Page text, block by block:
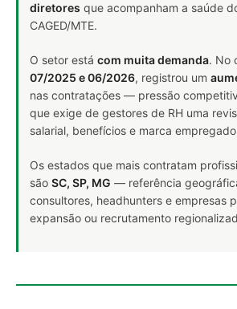
diretores que acompanham a saúde
CAGED/MTE.
O setor está com muita demanda. No
07/2025 e 06/2026, registrou um
nas contratações — pressão
que exige de gestores de RH uma
salarial, benefícios e marca
Os estados que mais contratam
são SC, SP, MG — referência
consultores, headhunters e empresas
expansão ou recrutamento